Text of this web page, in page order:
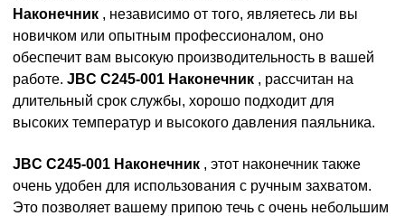
Наконечник , независимо от того, являетесь ли вы
новичком или опытным профессионалом, оно
обеспечит вам высокую производительность в вашей
работе. JBC C245-001 Наконечник , рассчитан на
длительный срок службы, хорошо подходит для
высоких температур и высокого давления паяльника.
JBC C245-001 Наконечник , этот наконечник также
очень удобен для использования с ручным захватом.
Это позволяет вашему припою течь с очень небольшим